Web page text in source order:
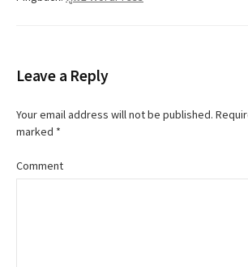
v
g
a
Leave a Reply
Your email address will not be published.
marked *
Comment